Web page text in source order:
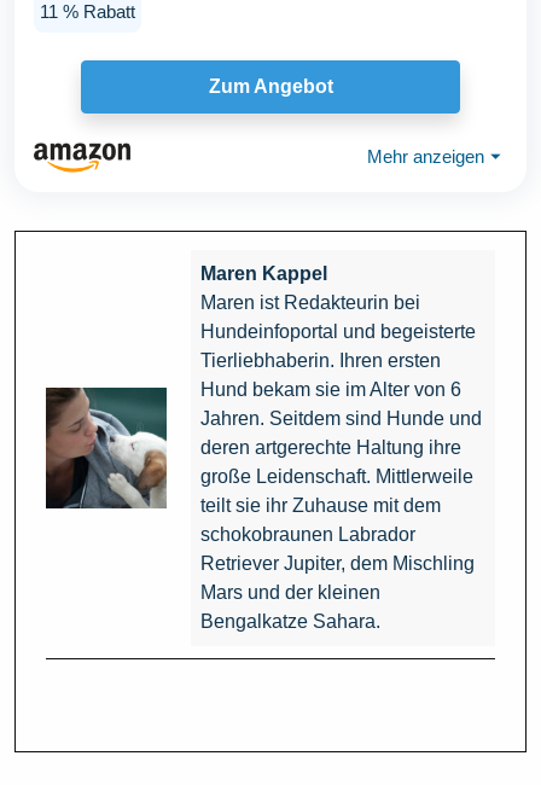
11 % Rabatt
Zum Angebot
Mehr anzeigen ⏷
Maren Kappel
Maren ist Redakteurin bei
Hundeinfoportal und begeisterte
Tierliebhaberin. Ihren ersten
Hund bekam sie im Alter von 6
Jahren. Seitdem sind Hunde und
deren artgerechte Haltung ihre
große Leidenschaft. Mittlerweile
teilt sie ihr Zuhause mit dem
schokobraunen Labrador
Retriever Jupiter, dem Mischling
Mars und der kleinen
Bengalkatze Sahara.